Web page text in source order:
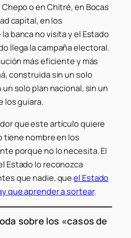
o en Chitré, en Bocas
capital, en los
banca no visita y el Estado
llega la campaña electoral.
más eficiente y más
construida sin un solo
solo plan nacional, sin un
los guiara.
que este artículo quiere
tiene nombre en los
porque no lo necesita. El
Estado lo reconozca
que nadie, queel Estado
que aprender a sortear.
sobre los «casos de